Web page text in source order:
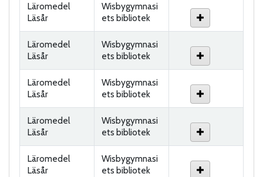
Läromedel
Läsår
Wisbygymnasi
ets bibliotek
Läromedel
Läsår
Wisbygymnasi
ets bibliotek
Läromedel
Läsår
Wisbygymnasi
ets bibliotek
Läromedel
Läsår
Wisbygymnasi
ets bibliotek
Läromedel
Läsår
Wisbygymnasi
ets bibliotek